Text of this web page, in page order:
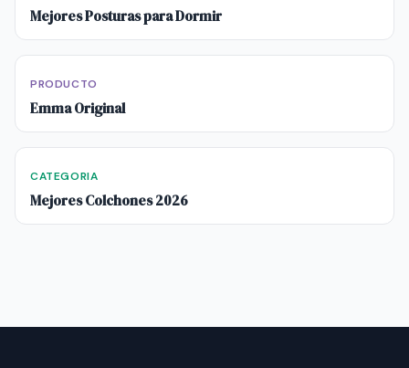
Mejores Posturas para Dormir
PRODUCTO
Emma Original
CATEGORIA
Mejores Colchones 2026